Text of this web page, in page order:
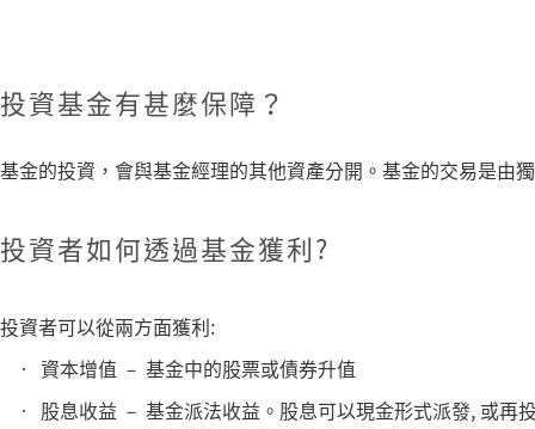
投資基金有甚麼保障？
基金的投資，會與基金經理的其他資產分開。基金的交易是由
投資者如何透過基金獲利?
投資者可以從兩方面獲利:
資本增值 － 基金中的股票或債券升值
股息收益 － 基金派法收益。股息可以現金形式派發, 或